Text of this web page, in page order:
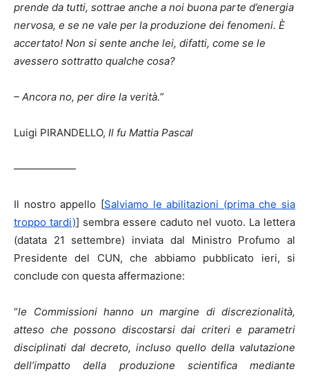
prende da tutti, sottrae anche a noi buona parte d’energia
nervosa, e se ne vale per la produzione dei fenomeni. È
accertato! Non si sente anche lei, difatti, come se le
avessero sottratto qualche cosa?
– Ancora no, per dire la verità.”
Luigi PIRANDELLO, Il fu Mattia Pascal
——————
Il nostro appello [Salviamo le abilitazioni (prima che sia
troppo tardi)] sembra essere caduto nel vuoto. La lettera
(datata 21 settembre) inviata dal Ministro Profumo al
Presidente del CUN, che abbiamo pubblicato ieri, si
conclude con questa affermazione:
“le Commissioni hanno un margine di discrezionalità,
atteso che possono discostarsi dai criteri e parametri
disciplinati dal decreto, incluso quello della valutazione
dell’impatto della produzione scientifica mediante